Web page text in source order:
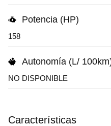
Potencia (HP)
158
Autonomía (L/
NO DISPONIBLE
Características